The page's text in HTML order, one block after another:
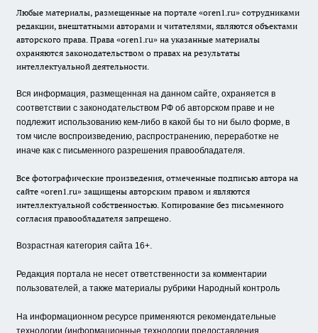
Любые материалы, размещенные на портале «oren1.ru» сотрудниками
редакции, внештатными авторами и читателями, являются объектами
авторского права. Права «oren1.ru» на указанные материалы
охраняются законодательством о правах на результаты
интеллектуальной деятельности.
Вся информация, размещенная на данном сайте, охраняется в
соответствии с законодательством РФ об авторском праве и не
подлежит использованию кем-либо в какой бы то ни было форме, в
том числе воспроизведению, распространению, переработке не
иначе как с письменного разрешения правообладателя.
Все фотографические произведения, отмеченные подписью автора на
сайте «oren1.ru» защищены авторским правом и являются
интеллектуальной собственностью. Копирование без письменного
согласия правообладателя запрещено.
Возрастная категория сайта 16+.
Редакция портала не несет ответственности за комментарии
пользователей, а также материалы рубрики Народный контроль
На информационном ресурсе применяются рекомендательные